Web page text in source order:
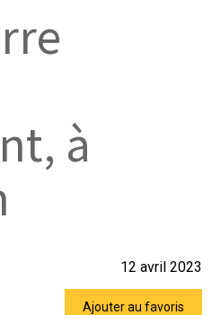
à
12 avril 2023
Ajouter au favoris